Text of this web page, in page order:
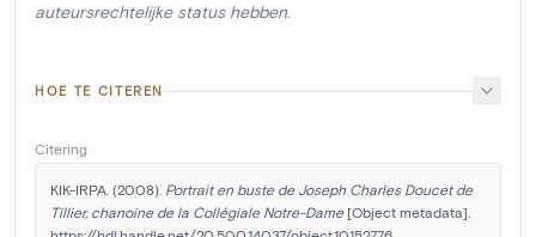
auteursrechtelijke status hebben.
HOE TE CITEREN
Citering
KIK-IRPA. (2008). Portrait en buste de Joseph Charles Doucet de
Tillier, chanoine de la Collégiale Notre-Dame [Object metadata].